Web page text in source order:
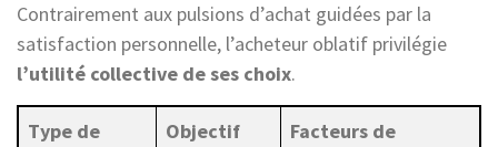
Contrairement aux pulsions d’achat guidées par la
satisfaction personnelle, l’acheteur oblatif privilégie
l’utilité collective de ses choix.
Type de
Objectif
Facteurs de